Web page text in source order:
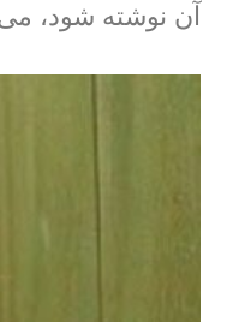
آن نوشته شود،